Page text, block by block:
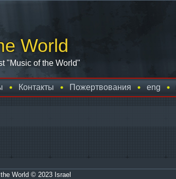
World
"Music of the World"
Контакты Пожертвования eng
World © 2023 Israel